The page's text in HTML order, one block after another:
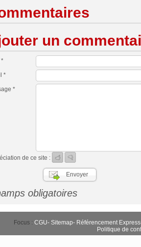
un
*
*
*
de ce site :
obligatoires
Focus : CGU- Sitemap- Référencement Express
Politique de